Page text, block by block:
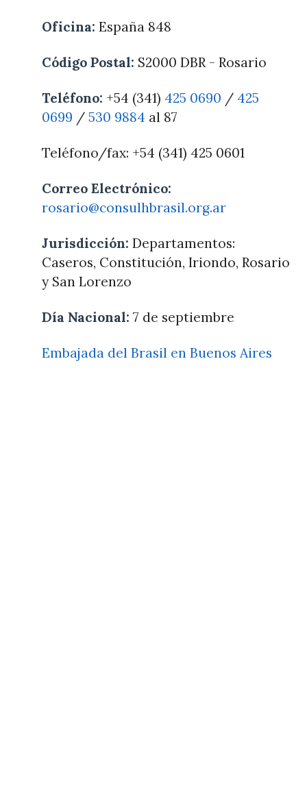
Oficina: España 848
Código Postal: S2000 DBR - Rosario
Teléfono: +54 (341) 425 0690 / 425
0699 / 530 9884 al 87
Teléfono/fax: +54 (341) 425 0601
Correo Electrónico:
rosario@consulhbrasil.org.ar
Jurisdicción: Departamentos:
Caseros, Constitución, Iriondo, Rosario
y San Lorenzo
Día Nacional: 7 de septiembre
Embajada del Brasil en Buenos Aires